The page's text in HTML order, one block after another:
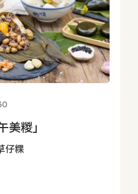
糉」
仔粿